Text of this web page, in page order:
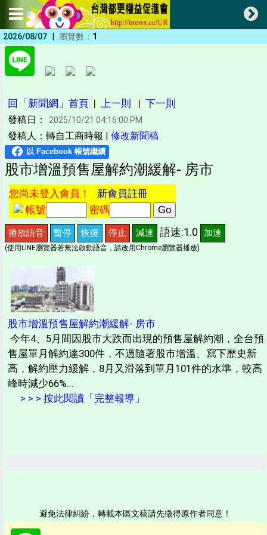
2026/08/07 | 瀏覽數： 1
回「新聞網」首頁 | 上一則 | 下一則
發稿日： 2025/10/21 04:16:00 PM
發稿人：轉自工商時報 | 修改新聞稿
股市增溫預售屋解約潮緩解- 房市
您尚未登入會員！ 新會員註冊
帳號
密碼
播放語音 暫停 恢復 停止 減速 語速:1.0 加速
(使用LINE瀏覽器若無法啟動語音，請改用Chrome瀏覽器播放)
股市增溫預售屋解約潮緩解- 房市
今年4、5月間因股市大跌而出現的預售屋解約潮，全台預
售屋單月解約達300件，不過隨著股市增溫、寫下歷史新
高，解約壓力緩解，8月又滑落到單月101件的水準，較高
峰時減少66%...
> > > 按此閱讀「完整報導」
避免法律糾紛，轉載本區文稿請先徵得原作者同意！